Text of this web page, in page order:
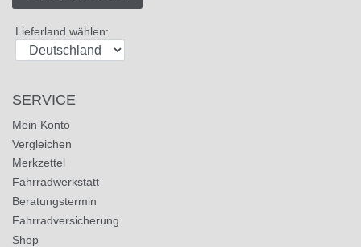
Lieferland wählen:
SERVICE
Mein Konto
Vergleichen
Merkzettel
Fahrradwerkstatt
Beratungstermin
Fahrradversicherung
Shop